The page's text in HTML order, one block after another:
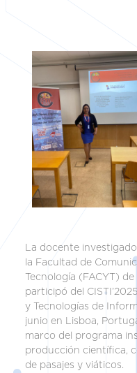
La docente
la Facultad de
Tecnología (FACYT)
participó del
y Tecnologías de
junio en Lisboa,
marco del programa
producción científica,
de pasajes y viáticos.